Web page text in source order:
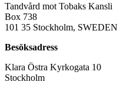
Tandvård mot Tobaks Kansli
Box 738
101 35 Stockholm, SWEDEN
Besöksadress
Klara Östra Kyrkogata 10
Stockholm